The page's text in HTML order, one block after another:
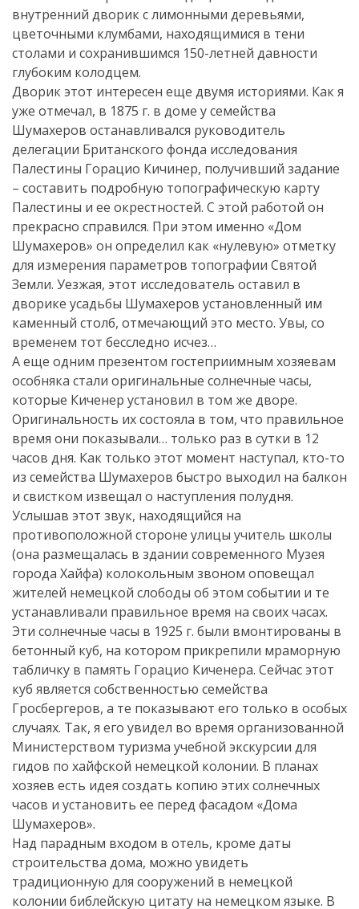
внутренний дворик с лимонными деревьями,
цветочными клумбами, находящимися в тени
столами и сохранившимся 150-летней давности
глубоким колодцем.
Дворик этот интересен еще двумя историями. Как я
уже отмечал, в 1875 г. в доме у семейства
Шумахеров останавливался руководитель
делегации Британского фонда исследования
Палестины Горацио Кичинер, получивший задание
– составить подробную топографическую карту
Палестины и ее окрестностей. С этой работой он
прекрасно справился. При этом именно «Дом
Шумахеров» он определил как «нулевую» отметку
для измерения параметров топографии Святой
Земли. Уезжая, этот исследователь оставил в
дворике усадьбы Шумахеров установленный им
каменный столб, отмечающий это место. Увы, со
временем тот бесследно исчез…
А еще одним презентом гостеприимным хозяевам
особняка стали оригинальные солнечные часы,
которые Киченер установил в том же дворе.
Оригинальность их состояла в том, что правильное
время они показывали… только раз в сутки в 12
часов дня. Как только этот момент наступал, кто-то
из семейства Шумахеров быстро выходил на балкон
и свистком извещал о наступления полудня.
Услышав этот звук, находящийся на
противоположной стороне улицы учитель школы
(она размещалась в здании современного Музея
города Хайфа) колокольным звоном оповещал
жителей немецкой слободы об этом событии и те
устанавливали правильное время на своих часах.
Эти солнечные часы в 1925 г. были вмонтированы в
бетонный куб, на котором прикрепили мраморную
табличку в память Горацио Киченера. Сейчас этот
куб является собственностью семейства
Гросбергеров, а те показывают его только в особых
случаях. Так, я его увидел во время организованной
Министерством туризма учебной экскурсии для
гидов по хайфской немецкой колонии. В планах
хозяев есть идея создать копию этих солнечных
часов и установить ее перед фасадом «Дома
Шумахеров».
Над парадным входом в отель, кроме даты
строительства дома, можно увидеть
традиционную для сооружений в немецкой
колонии библейскую цитату на немецком языке. В